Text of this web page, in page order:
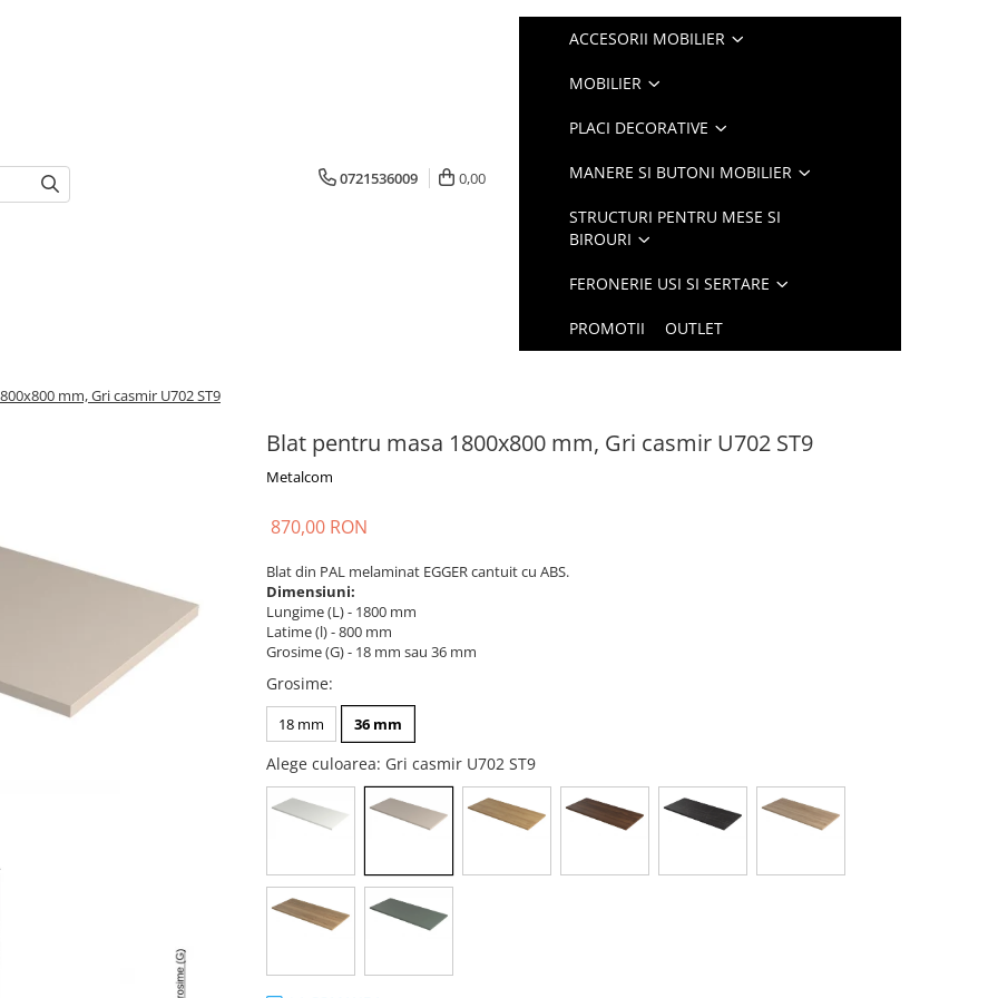
0721536009 0,00
ACCESORII MOBILIER
MOBILIER
PLACI DECORATIVE
MANERE SI BUTONI MOBILIER
STRUCTURI PENTRU MESE SI
BIROURI
FERONERIE USI SI SERTARE
PROMOTII OUTLET
mm, Gri casmir U702 ST9
Blat pentru masa 1800x800 mm, Gri casmir U702 ST9
Metalcom
870,00 RON
Blat din PAL melaminat EGGER cantuit cu ABS.
Dimensiuni:
Lungime (L) - 1800 mm
Latime (l) - 800 mm
Grosime (G) - 18 mm sau 36 mm
Grosime:
18 mm 36 mm
Alege culoarea: Gri casmir U702 ST9